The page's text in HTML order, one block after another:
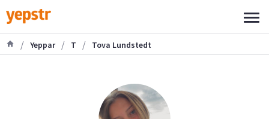
/ Yeppar / T / Tova Lundstedt